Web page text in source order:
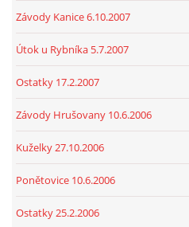
Závody Kanice 6.10.2007
Útok u Rybníka 5.7.2007
Ostatky 17.2.2007
Závody Hrušovany 10.6.2006
Kuželky 27.10.2006
Ponětovice 10.6.2006
Ostatky 25.2.2006